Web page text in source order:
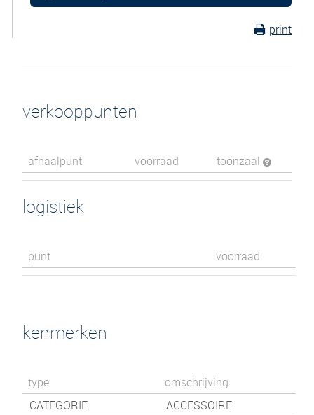
print
verkooppunten
afhaalpunt voorraad toonzaal
logistiek
punt voorraad
kenmerken
type
omschrijving
CATEGORIE
ACCESSOIRE